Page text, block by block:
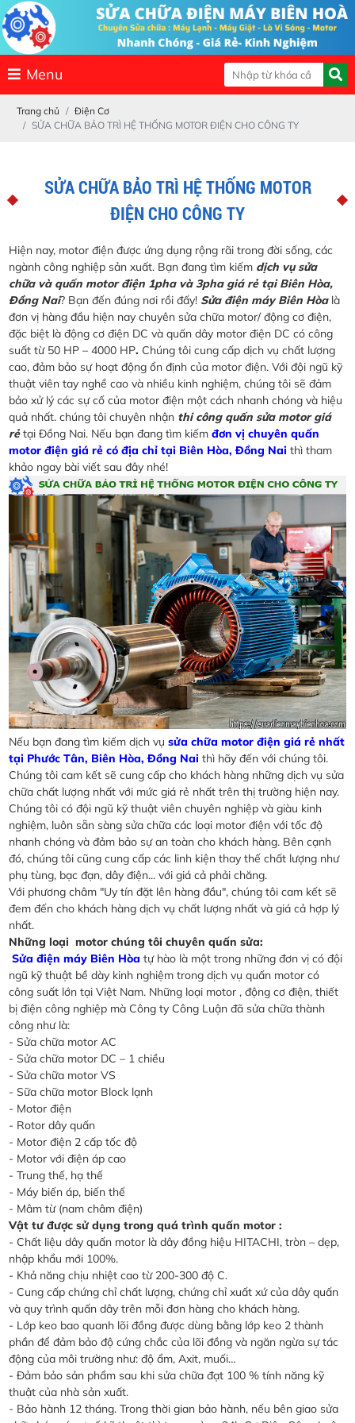
Menu
Trang chủ
Điện Cơ
SỬA CHỮA BẢO TRÌ HỆ THỐNG MOTOR ĐIỆN CHO CÔNG TY
SỬA CHỮA BẢO TRÌ HỆ THỐNG MOTOR
ĐIỆN CHO CÔNG TY
Hiện nay, motor điện được ứng dụng rộng rãi trong đời sống, các
ngành công nghiệp sản xuất. Bạn đang tìm kiếm dịch vụ sửa
chữa và quấn motor điện 1pha và 3pha giá rẻ tại Biên Hòa,
Đồng Nai? Bạn đến đúng nơi rồi đấy! Sửa điện máy Biên Hòalà
đơn vị hàng đầu hiện nay chuyên sửa chữa motor/ động cơ điện,
đặc biệt là động cơ điện DC và quấn dây motor điện DC có công
suất từ 50 HP – 4000 HP. Chúng tôi cung cấp dịch vụ chất lượng
cao, đảm bảo sự hoạt động ổn định của motor điện. Với đội ngũ kỹ
thuật viên tay nghề cao và nhiều kinh nghiệm, chúng tôi sẽ đảm
bảo xử lý các sự cố của motor điện một cách nhanh chóng và hiệu
quả nhất. chúng tôi chuyên nhận thi công quấn sửa motor giá
rẻtại Đồng Nai. Nếu bạn đang tìm kiếmđơn vị chuyên quấn
motor điện giá rẻ có địa chỉ tại Biên Hòa, Đồng Nai thì tham
khảo ngay bài viết sau đây nhé!
Nếu bạn đang tìm kiếm dịch vụsửa chữa motor điện giá rẻ nhất
tại Phước Tân, Biên Hòa, Đồng Nai thì hãy đến với chúng tôi.
Chúng tôi cam kết sẽ cung cấp cho khách hàng những dịch vụ sửa
chữa chất lượng nhất với mức giá rẻ nhất trên thị trường hiện nay.
Chúng tôi có đội ngũ kỹ thuật viên chuyên nghiệp và giàu kinh
nghiệm, luôn sẵn sàng sửa chữa các loại motor điện với tốc độ
nhanh chóng và đảm bảo sự an toàn cho khách hàng. Bên cạnh
đó, chúng tôi cũng cung cấp các linh kiện thay thế chất lượng như
phụ tùng, bạc đạn, dây điện... với giá cả phải chăng.
Với phương châm "Uy tín đặt lên hàng đầu", chúng tôi cam kết sẽ
đem đến cho khách hàng dịch vụ chất lượng nhất và giá cả hợp lý
nhất.
Những loại motor chúng tôi chuyên quấn sửa:
Sửa điện máy Biên Hòa tự hào là một trong những đơn vị có đội
ngũ kỹ thuật bề dày kinh nghiệm trong dịch vụ quấn motor có
công suất lớn tại Việt Nam. Những loại motor , động cơ điện, thiết
bị điện công nghiệp mà Công ty Công Luận đã sửa chữa thành
công như là:
- Sửa chữa motor AC
- Sửa chữa motor DC – 1 chiều
- Sửa chữa motor VS
- Sữa chữa motor Block lạnh
- Motor điện
- Rotor dây quấn
- Motor điện 2 cấp tốc độ
- Motor với điện áp cao
- Trung thế, hạ thế
- Máy biến áp, biến thế
- Mâm từ (nam châm điện)
Vật tư được sử dụng trong quá trình quấn motor :
- Chất liệu dây quấn motor là dây đồng hiệu HITACHI, tròn – dẹp,
nhập khẩu mới 100%.
- Khả năng chịu nhiệt cao từ 200-300 độ C.
- Cung cấp chứng chỉ chất lượng, chứng chỉ xuất xứ của dây quấn
và quy trình quấn dây trên mỗi đơn hàng cho khách hàng.
- Lớp keo bao quanh lõi đồng được dùng bằng lớp keo 2 thành
phần để đảm bảo độ cứng chắc của lõi đồng và ngăn ngừa sự tác
động của môi trường như: độ ẩm, Axit, muối…
- Đảm bảo sản phẩm sau khi sửa chữa đạt 100 % tính năng kỹ
thuật của nhà sản xuất.
- Bảo hành 12 tháng. Trong thời gian bảo hành, nếu bên giao sửa